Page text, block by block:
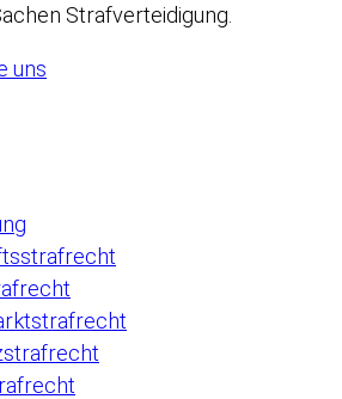
Strafverteidigung.
uns